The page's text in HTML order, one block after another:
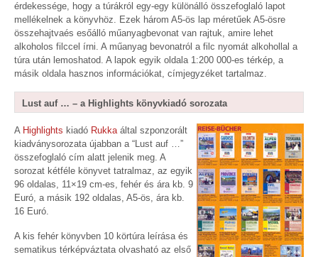
érdekessége, hogy a túrákról egy-egy különálló összefoglaló lapot
mellékelnek a könyvhöz. Ezek három A5-ös lap méretűek A5-ösre
összehajtvaés esőálló műanyagbevonat van rajtuk, amire lehet
alkoholos filccel írni. A műanyag bevonatról a filc nyomát alkohollal a
túra után lemoshatod. A lapok egyik oldala 1:200 000-es térkép, a
másik oldala hasznos információkat, címjegyzéket tartalmaz.
Lust auf … – a Highlights könyvkiadó sorozata
A Highlights kiadó Rukkaáltal szponzorált
kiadványsorozata újabban a “Lust auf …”
összefoglaló cím alatt jelenik meg. A
sorozat kétféle könyvet tatralmaz, az egyik
96 oldalas, 11×19 cm-es, fehér és ára kb. 9
Euró, a másik 192 oldalas, A5-ös, ára kb.
16 Euró.
A kis fehér könyvben 10 körtúra leírása és
sematikus térképváztata olvasható az első